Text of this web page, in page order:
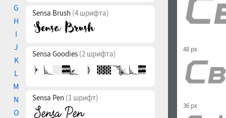
G
H
I
J
K
L
M
N
O
Sensa Brush (4 шрифта)
Sensa Goodies (2 шрифта)
Sensa Pen (1 шрифт)
48 px
36 px